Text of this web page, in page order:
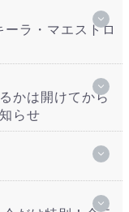
ラ・マエストロ
かは開けてから
らせ